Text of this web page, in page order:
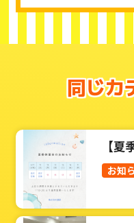
同じカ
【夏
お知